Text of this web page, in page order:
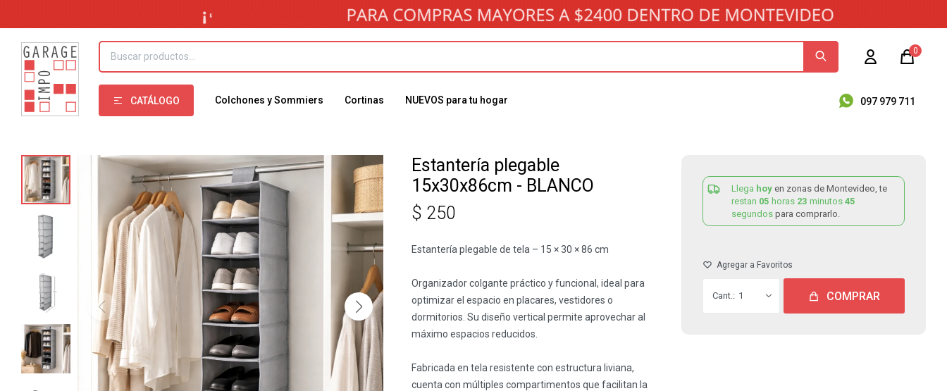
CATÁLOGO Colchones y Sommiers Cortinas NUEVOS para tu hogar 097 979 711
0
Estantería plegable
15x30x86cm - BLANCO
$ 250
Estantería plegable de tela – 15 × 30 × 86 cm
Organizador colgante práctico y funcional, ideal para
optimizar el espacio en placares, vestidores o
dormitorios. Su diseño vertical permite aprovechar al
máximo espacios reducidos.
Fabricada en tela resistente con estructura liviana,
cuenta con múltiples compartimentos que facilitan la
Llega hoy en zonas de Montevideo, te
restan 05 horas 23 minutos 45
segundos para comprarlo.
1 COMPRAR